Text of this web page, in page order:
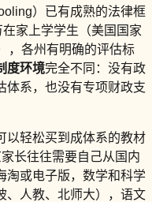
）已有成熟的法律框
家上学学生（美国国家
，各州有明确的评估标
度环境完全不同：没有政
体系，也没有专项财政支
以轻松买到成体系的教材
长往往需要自己从国内
淘或电子版，数学和科学
、人教、北师大），语文